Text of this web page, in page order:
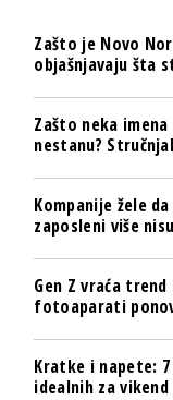
Zašto je Novo
objašnjavaju šta
Zašto neka
nestanu?
Kompanije žele
zaposleni više
Gen Z vraća
fotoaparati
Kratke i napete:
idealnih za